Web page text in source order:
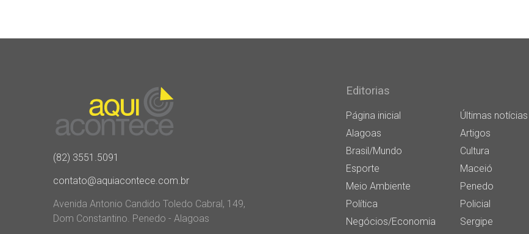
(82) 3551.5091
contato@aquiacontece.com.br
Avenida Antonio Candido Toledo Cabral, 149,
Dom Constantino. Penedo - Alagoas
Editorias
Página inicial
Últimas notícias
Alagoas
Artigos
Brasil/Mundo
Cultura
Esporte
Maceió
Meio Ambiente
Penedo
Política
Policial
Negócios/Economia
Sergipe